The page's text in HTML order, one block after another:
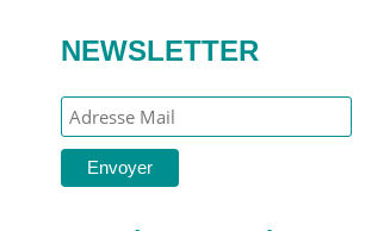
NEWSLETTER